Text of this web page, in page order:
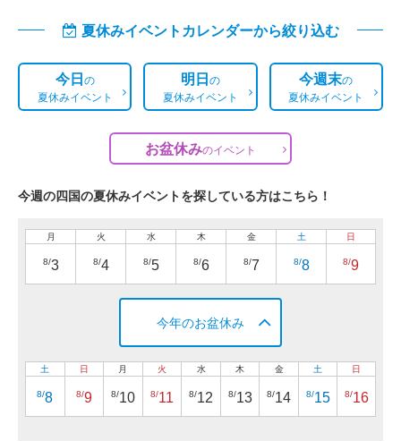
夏休みイベントカレンダーから絞り込む
今日の
夏休みイベント
明日の
夏休みイベント
今週末の
夏休みイベント
お盆休みのイベント
今週の四国の夏休みイベントを探している方はこちら！
月
8/3
火
8/4
水
8/5
木
8/6
金
8/7
土
8/8
日
8/9
今年のお盆休み
土
8/8
日
8/9
月
8/10
火
8/11
水
8/12
木
8/13
金
8/14
土
8/15
日
8/16